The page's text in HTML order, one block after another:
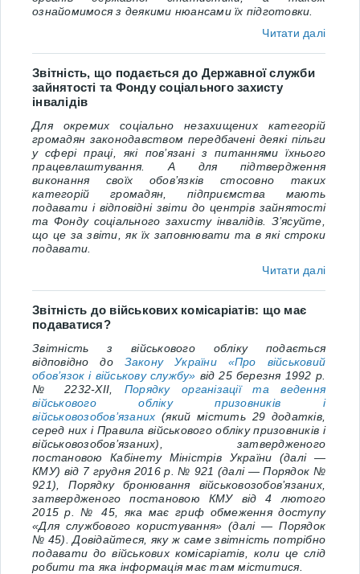
ознайомимося з деякими нюансами їх підготовки.
Читати далі
Звітність, що подається до Державної служби
зайнятості та Фонду соціального захисту
інвалідів
Для окремих соціально незахищених категорій
громадян законодавством передбачені деякі пільги
у сфері праці, які пов’язані з питаннями їхнього
працевлаштування. А для підтвердження
виконання своїх обов’язків стосовно таких
категорій громадян, підприємства мають
подавати і відповідні звіти до центрів зайнятості
та Фонду соціального захисту інвалідів. З’ясуйте,
що це за звіти, як їх заповнювати та в які строки
подавати.
Читати далі
Звітність до військових комісаріатів: що має
подаватися?
Звітність з військового обліку подається
відповідно до Закону України «Про військовий
обов’язок і військову службу» від25 березня 1992 р.
№
2232-ХІІ
Порядку організації та ведення
військового обліку призовників і
військовозобов’язаних (який містить 29 додатків,
серед них і Правила військового обліку призовників і
військовозобов’язаних), затвердженого
постановою Кабінету Міністрів України (далі —
КМУ) від 7 грудня 2016 р. № 921 (далі — Порядок №
921), Порядку бронювання військовозобов’язаних,
затвердженого постановою КМУ від 4 лютого
2015 р. № 45,
яка має гриф обмеження доступу
«Для службового користування» (далі — Порядок
№ 45). Довідайтеся, яку ж саме звітність потрібно
подавати до військових комісаріатів, коли це слід
робити та яка інформація має там міститися.